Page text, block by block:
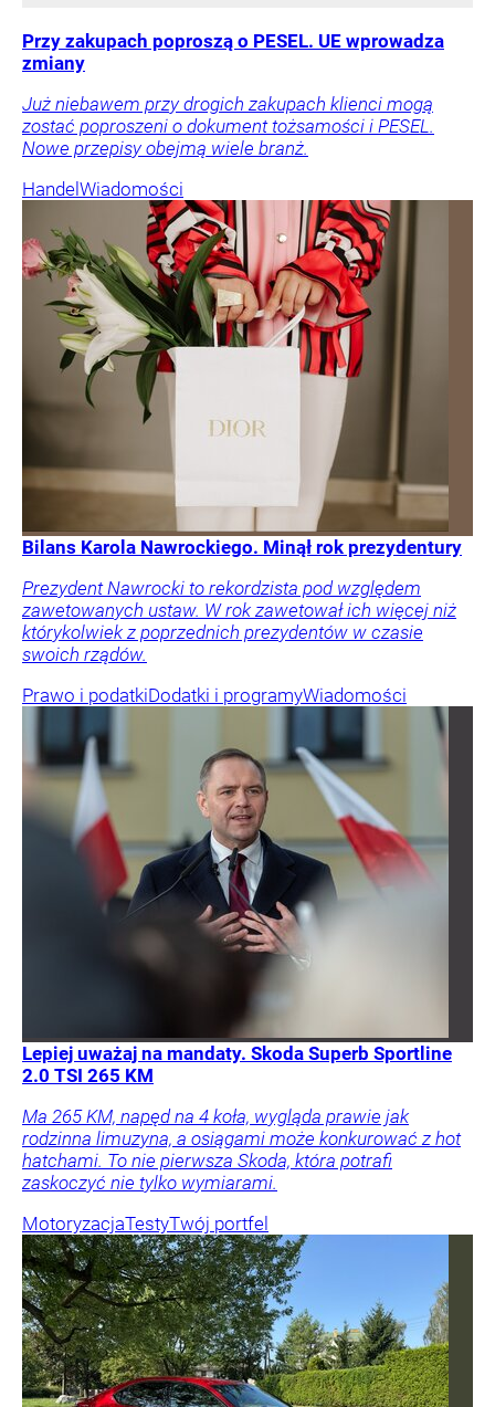
Przy zakupach poproszą o PESEL. UE wprowadza
zmiany
Już niebawem przy drogich zakupach klienci mogą
zostać poproszeni o dokument tożsamości i PESEL.
Nowe przepisy obejmą wiele branż.
HandelWiadomości
Bilans Karola Nawrockiego. Minął rok prezydentury
Prezydent Nawrocki to rekordzista pod względem
zawetowanych ustaw. W rok zawetował ich więcej niż
którykolwiek z poprzednich prezydentów w czasie
swoich rządów.
Prawo i podatkiDodatki i programyWiadomości
Lepiej uważaj na mandaty. Skoda Superb Sportline
2.0 TSI 265 KM
Ma 265 KM, napęd na 4 koła, wygląda prawie jak
rodzinna limuzyna, a osiągami może konkurować z hot
hatchami. To nie pierwsza Skoda, która potrafi
zaskoczyć nie tylko wymiarami.
MotoryzacjaTestyTwój portfel